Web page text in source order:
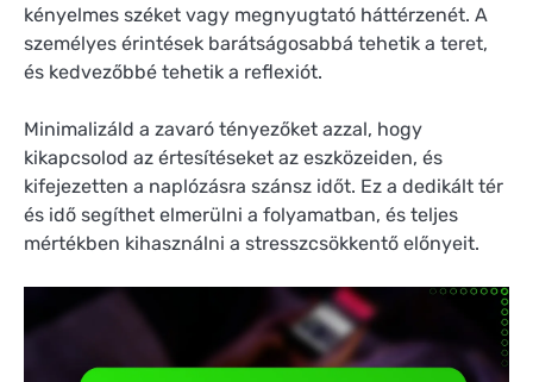
kényelmes széket vagy megnyugtató háttérzenét. A
személyes érintések barátságosabbá tehetik a teret,
és kedvezőbbé tehetik a reflexiót.
Minimalizáld a zavaró tényezőket azzal, hogy
kikapcsolod az értesítéseket az eszközeiden, és
kifejezetten a naplózásra szánsz időt. Ez a dedikált tér
és idő segíthet elmerülni a folyamatban, és teljes
mértékben kihasználni a stresszcsökkentő előnyeit.